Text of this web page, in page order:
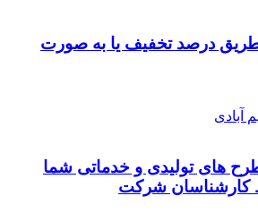
طریق درصد تخفیف یا به صورت
آبادی
های تولیدی و خدماتی شما
کارشناسان شرکت